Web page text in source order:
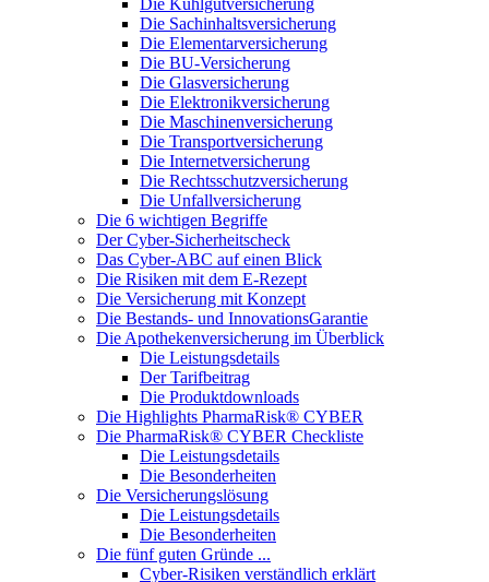
Die Kühlgutversicherung
Die Sachinhaltsversicherung
Die Elementarversicherung
Die BU-Versicherung
Die Glasversicherung
Die Elektronikversicherung
Die Maschinenversicherung
Die Transportversicherung
Die Internetversicherung
Die Rechtsschutzversicherung
Die Unfallversicherung
Die 6 wichtigen Begriffe
Der Cyber-Sicher­heits­check
Das Cyber-ABC auf einen Blick
Die Risiken mit dem E-Rezept
Die Versicherung mit Konzept
Die Bestands- und InnovationsGarantie
Die Apothekenversicherung im Überblick
Die Leistungsdetails
Der Tarifbeitrag
Die Produktdownloads
Die Highlights PharmaRisk® CYBER
Die PharmaRisk® CYBER Checkliste
Die Leistungsdetails
Die Besonderheiten
Die Versicherungslösung
Die Leistungsdetails
Die Besonderheiten
Die fünf guten Gründe ...
Cyber-Risiken verständlich erklärt